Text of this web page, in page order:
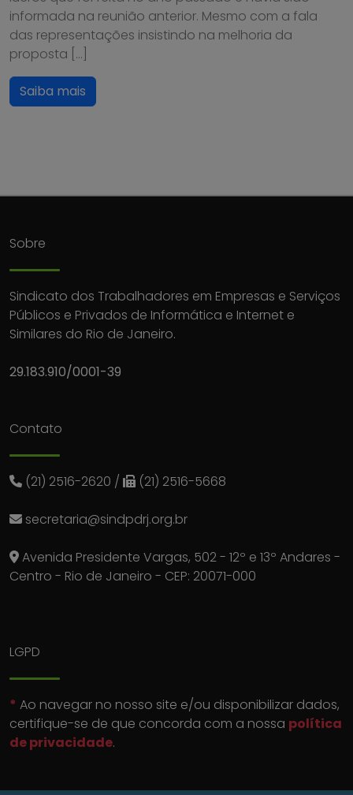
informada na reunião anterior. Mesmo com a fala
das representações insistindo na melhoria da
proposta […]
Saiba mais
Sobre
Sindicato dos Trabalhadores em Empresas e Serviços
Públicos e Privados de Informática e Internet e
Similares do Rio de Janeiro.
29.183.910/0001-39
Contato
(21) 2516-2620 / (21) 2516-5668
secretaria@sindpdrj.org.br
Avenida Presidente Vargas, 502 - 12º e 13º Andares -
Centro - Rio de Janeiro - CEP: 20071-000
LGPD
* Ao navegar no nosso site e/ou disponibilizar dados,
certifique-se de que concorda com a nossa política
de privacidade.